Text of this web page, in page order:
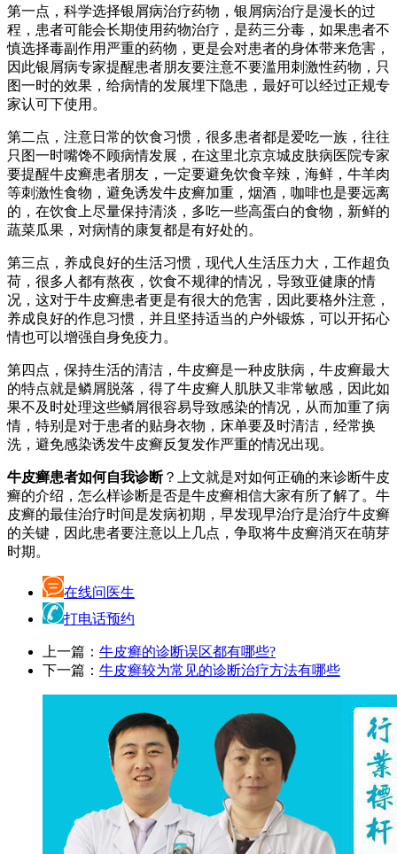
第一点，科学选择银屑病治疗药物，银屑病治疗是漫长的过
程，患者可能会长期使用药物治疗，是药三分毒，如果患者不
慎选择毒副作用严重的药物，更是会对患者的身体带来危害，
因此银屑病专家提醒患者朋友要注意不要滥用刺激性药物，只
图一时的效果，给病情的发展埋下隐患，最好可以经过正规专
家认可下使用。
第二点，注意日常的饮食习惯，很多患者都是爱吃一族，往往
只图一时嘴馋不顾病情发展，在这里北京京城皮肤病医院专家
要提醒牛皮癣患者朋友，一定要避免饮食辛辣，海鲜，牛羊肉
等刺激性食物，避免诱发牛皮癣加重，烟酒，咖啡也是要远离
的，在饮食上尽量保持清淡，多吃一些高蛋白的食物，新鲜的
蔬菜瓜果，对病情的康复都是有好处的。
第三点，养成良好的生活习惯，现代人生活压力大，工作超负
荷，很多人都有熬夜，饮食不规律的情况，导致亚健康的情
况，这对于牛皮癣患者更是有很大的危害，因此要格外注意，
养成良好的作息习惯，并且坚持适当的户外锻炼，可以开拓心
情也可以增强自身免疫力。
第四点，保持生活的清洁，牛皮癣是一种皮肤病，牛皮癣最大
的特点就是鳞屑脱落，得了牛皮癣人肌肤又非常敏感，因此如
果不及时处理这些鳞屑很容易导致感染的情况，从而加重了病
情，特别是对于患者的贴身衣物，床单要及时清洁，经常换
洗，避免感染诱发牛皮癣反复发作严重的情况出现。
牛皮癣患者如何自我诊断？上文就是对如何正确的来诊断牛皮
癣的介绍，怎么样诊断是否是牛皮癣相信大家有所了解了。牛
皮癣的最佳治疗时间是发病初期，早发现早治疗是治疗牛皮癣
的关键，因此患者要注意以上几点，争取将牛皮癣消灭在萌芽
时期。
在线问医生
打电话预约
上一篇： 牛皮癣的诊断误区都有哪些?
下一篇： 牛皮癣较为常见的诊断治疗方法有哪些